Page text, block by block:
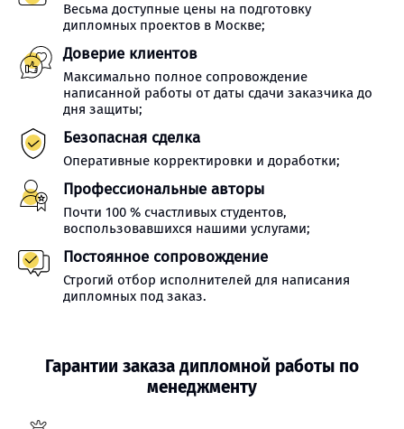
Весьма доступные цены на подготовку
дипломных проектов в Москве;
Доверие клиентов
Максимально полное сопровождение
написанной работы от даты сдачи заказчика до
дня защиты;
Безопасная сделка
Оперативные корректировки и доработки;
Профессиональные авторы
Почти 100 % счастливых студентов,
воспользовавшихся нашими услугами;
Постоянное сопровождение
Строгий отбор исполнителей для написания
дипломных под заказ.
Гарантии заказа дипломной работы по
менеджменту